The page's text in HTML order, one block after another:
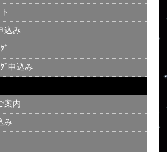
込み
ﾞ
ﾞ申込み
案内
み